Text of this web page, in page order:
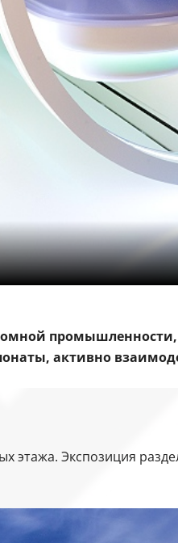
активно
Экспозиция